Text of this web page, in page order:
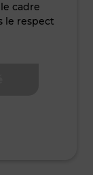
cadre
le respect